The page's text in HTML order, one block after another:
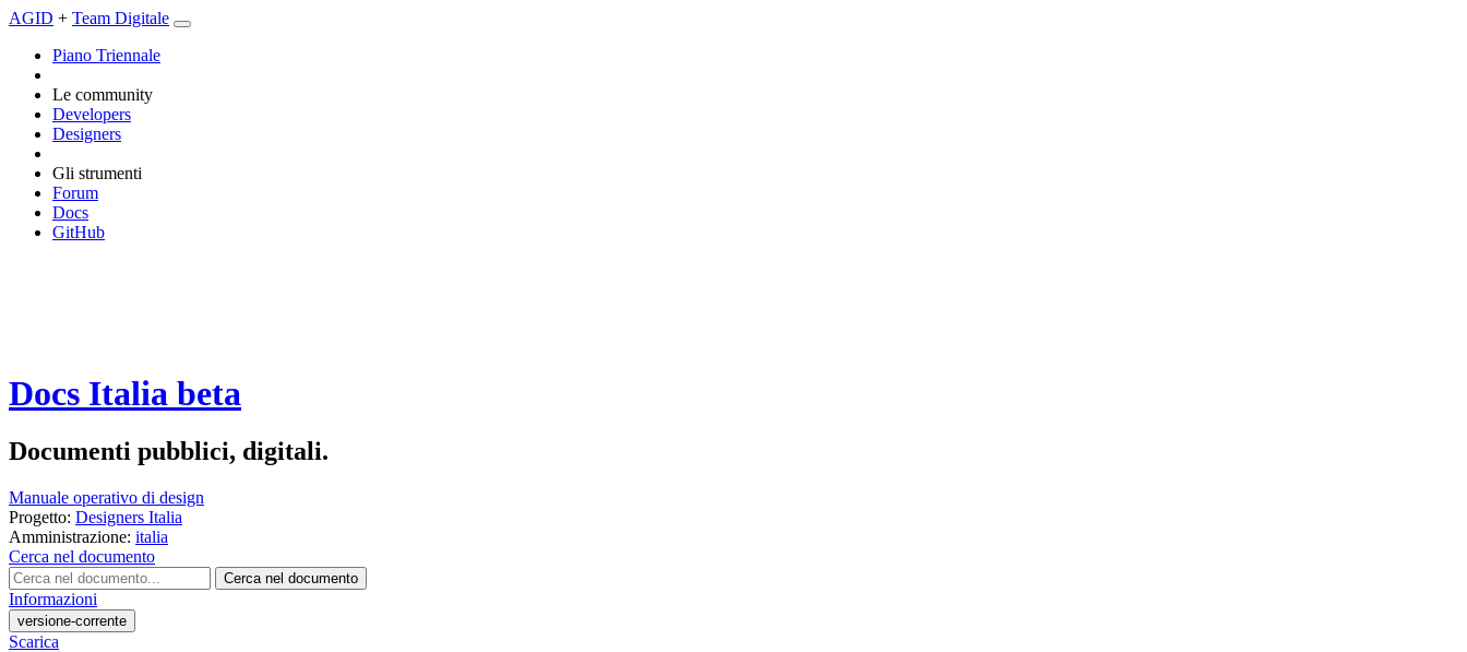
AGID + Team Digitale
Piano Triennale
Le community
Developers
Designers
Gli strumenti
Forum
Docs
GitHub
Docs Italia beta
Documenti pubblici, digitali.
Manuale operativo di design
Progetto: Designers Italia
Amministrazione: italia
Cerca nel documento
Cerca nel documento
Informazioni
versione-corrente
Scarica